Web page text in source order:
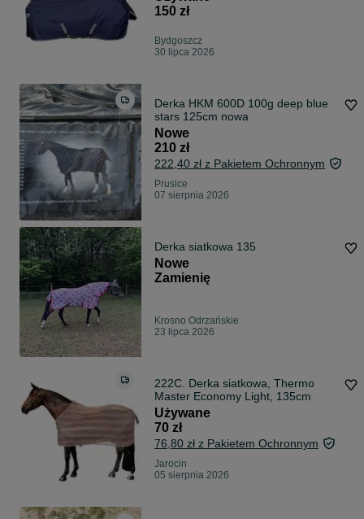
150 zł
Bydgoszcz
30 lipca 2026
Derka HKM 600D 100g deep blue
stars 125cm nowa
Nowe
210 zł
222,40 zł z Pakietem Ochronnym
Prusice
07 sierpnia 2026
Derka siatkowa 135
Nowe
Zamienię
Krosno Odrzańskie
23 lipca 2026
222C. Derka siatkowa, Thermo
Master Economy Light, 135cm
Używane
70 zł
76,80 zł z Pakietem Ochronnym
Jarocin
05 sierpnia 2026